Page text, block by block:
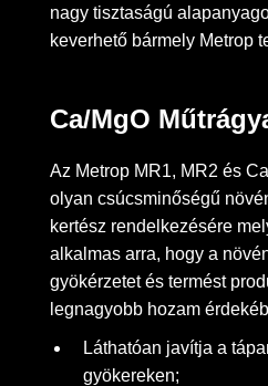
nagy tisztaságú
keverhető bármely Metrop
Ca/MgO
Az Metrop MR1, MR2 és
olyan csúcsminőségű
kertész rendelkezésére
alkalmas arra, hogy a
gyökérzetet és termést
legnagyobb hozam
Láthatóan javítja a
gyökereken;